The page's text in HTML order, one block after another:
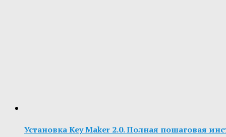
Установка Key Maker 2.0. Полная пошаговая